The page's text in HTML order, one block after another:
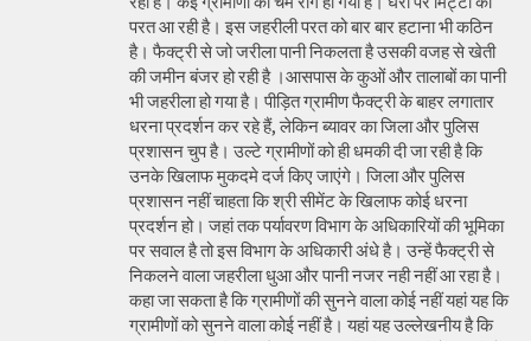
परत आ रही है। इस जहरीली परत को बार बार हटाना भी कठिन
है। फैक्ट्री से जो जरीला पानी निकलता है उसकी वजह से खेती
की जमीन बंजर हो रही है ।आसपास के कुओं और तालाबों का पानी
भी जहरीला हो गया है। पीड़ित ग्रामीण फैक्ट्री के बाहर लगातार
धरना प्रदर्शन कर रहे हैं, लेकिन ब्यावर का जिला और पुलिस
प्रशासन चुप है। उल्टे ग्रामीणों को ही धमकी दी जा रही है कि
उनके खिलाफ मुकदमे दर्ज किए जाएंगे। जिला और पुलिस
प्रशासन नहीं चाहता कि श्री सीमेंट के खिलाफ कोई धरना
प्रदर्शन हो। जहां तक पर्यावरण विभाग के अधिकारियों की भूमिका
पर सवाल है तो इस विभाग के अधिकारी अंधे है। उन्हें फैक्ट्री से
निकलने वाला जहरीला धुआ और पानी नजर नही नहीं आ रहा है।
कहा जा सकता है कि ग्रामीणों की सुनने वाला कोई नहीं यहां यह कि
ग्रामीणों को सुनने वाला कोई नहीं है। यहां यह उल्लेखनीय है कि